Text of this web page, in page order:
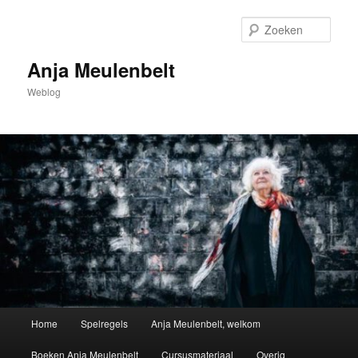
inhoudAnja Meulenbelt
Weblog
Home Spelregels Anja Meulenbelt, welkom
Boeken Anja Meulenbelt Cursusmateriaal Overig